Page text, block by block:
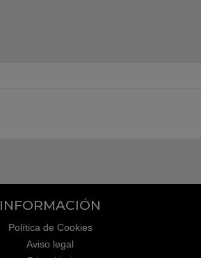
INFORMACIÓN
Política de Cookies
Aviso legal